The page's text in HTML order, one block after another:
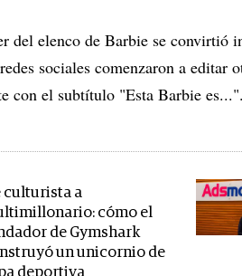
del elenco de Barbie se convirtió
sociales comenzaron a editar
con el subtítulo "Esta Barbie es...".
culturista a
cómo el
de Gymshark
un unicornio de
deportiva